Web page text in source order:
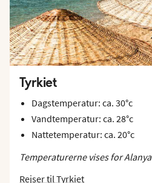
Tyrkiet
Dagstemperatur: ca. 30°c
Vandtemperatur: ca. 28°c
Nattetemperatur: ca. 20°c
Temperaturerne vises for Alanya
Rejser til Tyrkiet